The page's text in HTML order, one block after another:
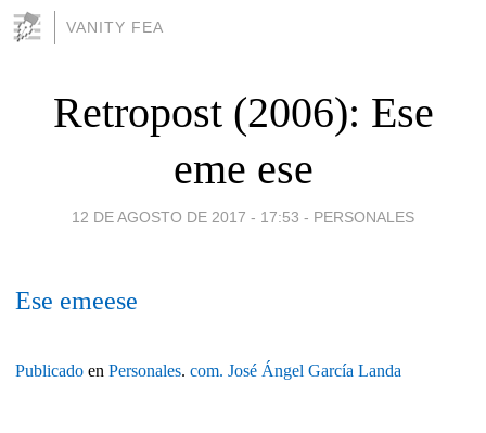
VANITY FEA
Retropost (2006): Ese
eme ese
12 DE AGOSTO DE 2017 - 17:53 - PERSONALES
Ese emeese
Publicado en Personales. com. José Ángel García Landa